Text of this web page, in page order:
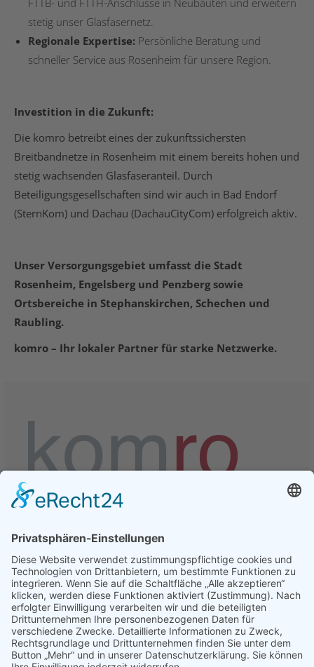
stetig unser Glasfasernetz.
Regionale Expertise: Persönliche Beratung und
schneller Service aus Rosenheim für unsere Region.
Investition in die Zukunft:
Die komro betreibt eines der zukunftssichersten
Breitbandnetze in Rosenheim mit einem bereits hohen und
stetig wachsenden Glasfaseranteil. Durch
Beteiligungsgesellschaften sind wir auch in Bad Endorf
(SternKom) und Dachau (DachauCityCom) erfolgreich aktiv.
Unser Versorgungsgebiet umfasst die Stadt
Rosenheim, Engelsberg und Penzberg sowie
Ortsbereiche in Stephanskirchen, Schechen und
Raubling.
komro – Ihr lokaler Partner für starke Netzwerke.
Vertrieblicher
Kontakt
komro Geschäftskundenvertrieb / Mail
Telefon:08031 / 365 7550